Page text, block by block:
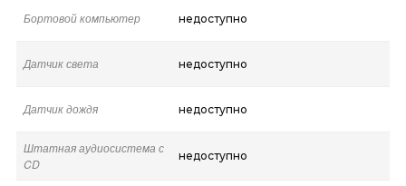
Бортовой компьютер недоступно
Датчик света недоступно
Датчик дождя недоступно
Штатная аудиосистема с
CD
недоступно